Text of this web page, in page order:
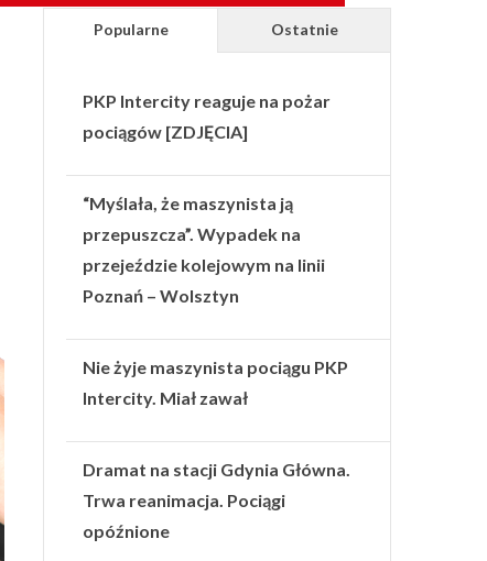
Popularne Ostatnie
PKP Intercity reaguje na pożar
pociągów [ZDJĘCIA]
“Myślała, że maszynista ją
przepuszcza”. Wypadek na
przejeździe kolejowym na linii
Poznań – Wolsztyn
Nie żyje maszynista pociągu PKP
Intercity. Miał zawał
Dramat na stacji Gdynia Główna.
Trwa reanimacja. Pociągi
opóźnione